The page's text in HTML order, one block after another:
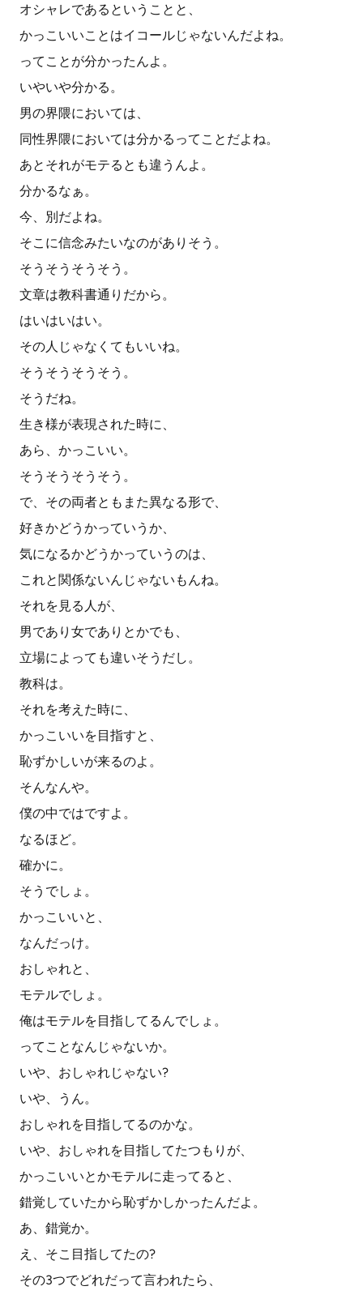
オシャレであるということと、
かっこいいことはイコールじゃないんだよね。
ってことが分かったんよ。
いやいや分かる。
男の界隈においては、
同性界隈においては分かるってことだよね。
あとそれがモテるとも違うんよ。
分かるなぁ。
今、別だよね。
そこに信念みたいなのがありそう。
そうそうそうそう。
文章は教科書通りだから。
はいはいはい。
その人じゃなくてもいいね。
そうそうそうそう。
そうだね。
生き様が表現された時に、
あら、かっこいい。
そうそうそうそう。
で、その両者ともまた異なる形で、
好きかどうかっていうか、
気になるかどうかっていうのは、
これと関係ないんじゃないもんね。
それを見る人が、
男であり女でありとかでも、
立場によっても違いそうだし。
教科は。
それを考えた時に、
かっこいいを目指すと、
恥ずかしいが来るのよ。
そんなんや。
僕の中ではですよ。
なるほど。
確かに。
そうでしょ。
かっこいいと、
なんだっけ。
おしゃれと、
モテルでしょ。
俺はモテルを目指してるんでしょ。
ってことなんじゃないか。
いや、おしゃれじゃない?
いや、うん。
おしゃれを目指してるのかな。
いや、おしゃれを目指してたつもりが、
かっこいいとかモテルに走ってると、
錯覚していたから恥ずかしかったんだよ。
あ、錯覚か。
え、そこ目指してたの?
その3つでどれだって言われたら、